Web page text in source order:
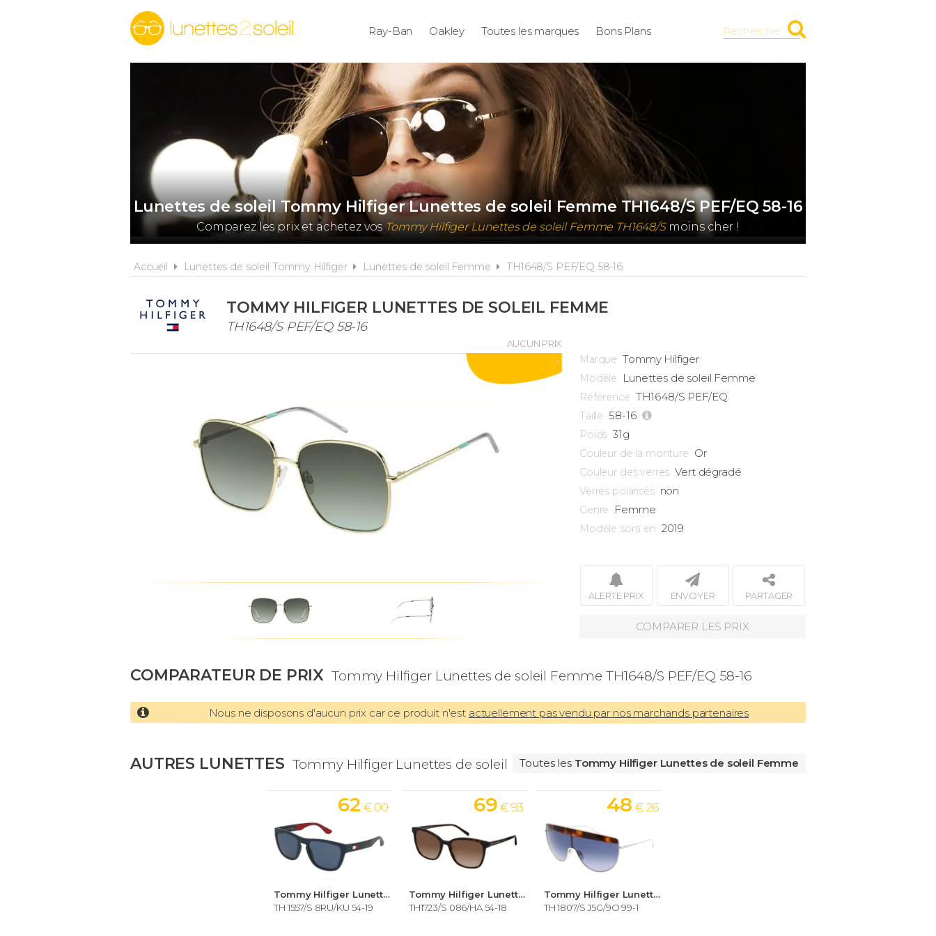
Ray-Ban Oakley Toutes les marques Bons Plans Recherche
Lunettes de soleil Tommy Hilfiger Lunettes de soleil Femme TH1648/S PEF/EQ 58-16
Comparez les prix et achetez vosTommy Hilfiger Lunettes de soleil Femme TH1648/Smoins cher !
Accueil Lunettes de soleil Tommy Hilfiger Lunettes de soleil Femme TH1648/S PEF/EQ 58-16
TOMMY HILFIGER LUNETTES DE SOLEIL FEMME
TH1648/S PEF/EQ 58-16
AUCUN PRIX
- Marque Tommy Hilfiger
Modèle Lunettes de soleil Femme
Référence TH1648/S PEF/EQ
Taille 58-16
Poids 31g
Couleur de la monture Or
Couleur des verres Vert dégradé
Verres polarisés non
Genre Femme
Modèle sorti en 2019
ALERTE PRIX ENVOYER PARTAGER
COMPARER LES PRIX
COMPARATEUR DE PRIX Tommy Hilfiger Lunettes de soleil Femme TH1648/S PEF/EQ 58-16
Nous ne disposons d'aucun prix car ce produit n'est actuellement pas vendu par nos marchands partenaires
AUTRES LUNETTES Tommy Hilfiger Lunettes de soleil Femme
Toutes les Tommy Hilfiger Lunettes de soleil Femme
Tommy Hilfiger Lunettes de soleil Femme
TH 1557/S 8RU/KU 54-19
62 € 00
Tommy Hilfiger Lunettes de soleil Femme
TH1723/S 086/HA 54-18
69 € 93
Tommy Hilfiger Lunettes de soleil Femme
TH 1807/S J5G/9O 99-1
48 € 26